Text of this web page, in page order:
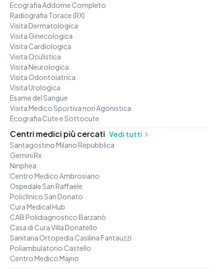
Ecografia Addome Completo
Radiografia Torace (RX)
Visita Dermatologica
Visita Ginecologica
Visita Cardiologica
Visita Oculistica
Visita Neurologica
Visita Odontoiatrica
Visita Urologica
Esame del Sangue
Visita Medico Sportiva non Agonistica
Ecografia Cute e Sottocute
Centri medici più cercati Vedi tutti
Santagostino Milano Repubblica
Gemini Rx
Ninphea
Centro Medico Ambrosiano
Ospedale San Raffaele
Policlinico San Donato
Cura Medical Hub
CAB Polidiagnostico Barzanò
Casa di Cura Villa Donatello
Sanitaria Ortopedia Casilina Fantauzzi
Poliambulatorio Castello
Centro Medico Majno